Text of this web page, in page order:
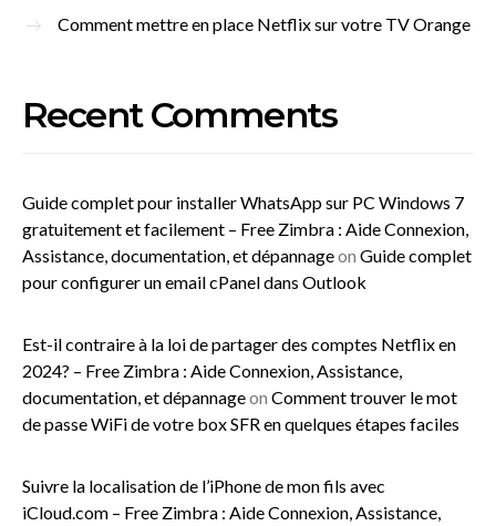
Comment mettre en place Netflix sur votre TV Orange
Recent Comments
Guide complet pour installer WhatsApp sur PC Windows 7
gratuitement et facilement – Free Zimbra : Aide Connexion,
Assistance, documentation, et dépannageon Guide complet
pour configurer un email cPanel dans Outlook
Est-il contraire à la loi de partager des comptes Netflix en
2024? – Free Zimbra : Aide Connexion, Assistance,
documentation, et dépannageon Comment trouver le mot
de passe WiFi de votre box SFR en quelques étapes faciles
Suivre la localisation de l’iPhone de mon fils avec
iCloud.com – Free Zimbra : Aide Connexion, Assistance,